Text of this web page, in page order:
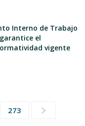
Interno de Trabajo
el
vigente
273